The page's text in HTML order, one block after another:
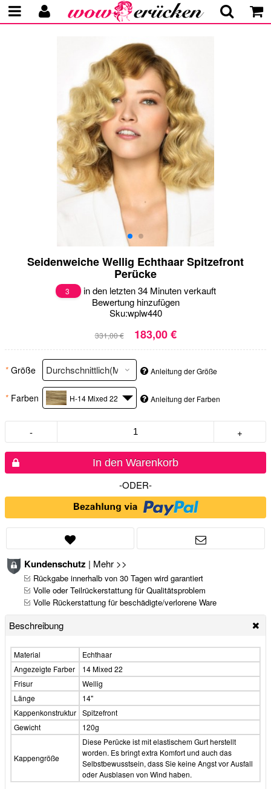
Seidenweiche Wellig Echthaar Spitzefront
Perücke
3
in den letzten 34 Minuten verkauft
Bewertung hinzufügen
Sku:wplw440
331,00 € 183,00 €
* Größe Anleitung der Größe
* Farben H-14 Mixed 22 Anleitung der Farben
- +
In den Warenkorb
-ODER-
Kundenschutz | Mehr >>
Rückgabe innerhalb von 30 Tagen wird garantiert
Volle oder Teilrückerstattung für Qualitätsproblem
Volle Rückerstattung für beschädigte/verlorene Ware
Beschreibung
Material
Echthaar
Angezeigte Farber
14 Mixed 22
Frisur
Wellig
Länge
14"
Kappenkonstruktur Spitzefront
Gewicht
120g
Kappengröße
Diese Perücke ist mit elastischem Gurt herstellt
worden. Es bringt extra Komfort und auch das
Selbstbewusstsein, dass Sie keine Angst vor Ausfall
oder Ausblasen von Wind haben.